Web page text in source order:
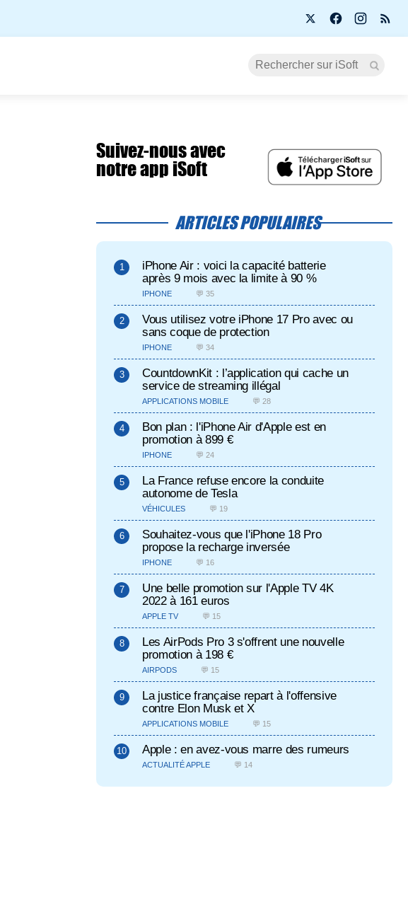
Suivez-nous avec
notre app iSoft
ARTICLES POPULAIRES
iPhone Air : voici la capacité batterie
après 9 mois avec la limite à 90 %
IPHONE 💬 35
Vous utilisez votre iPhone 17 Pro avec ou
sans coque de protection
IPHONE 💬 34
CountdownKit : l’application qui cache un
service de streaming illégal
APPLICATIONS MOBILE 💬 28
Bon plan : l'iPhone Air d'Apple est en
promotion à 899 €
IPHONE 💬 24
La France refuse encore la conduite
autonome de Tesla
VÉHICULES 💬 19
Souhaitez-vous que l'iPhone 18 Pro
propose la recharge inversée
IPHONE 💬 16
Une belle promotion sur l'Apple TV 4K
2022 à 161 euros
APPLE TV 💬 15
Les AirPods Pro 3 s'offrent une nouvelle
promotion à 198 €
AIRPODS 💬 15
La justice française repart à l'offensive
contre Elon Musk et X
APPLICATIONS MOBILE 💬 15
Apple : en avez-vous marre des rumeurs
ACTUALITÉ APPLE 💬 14